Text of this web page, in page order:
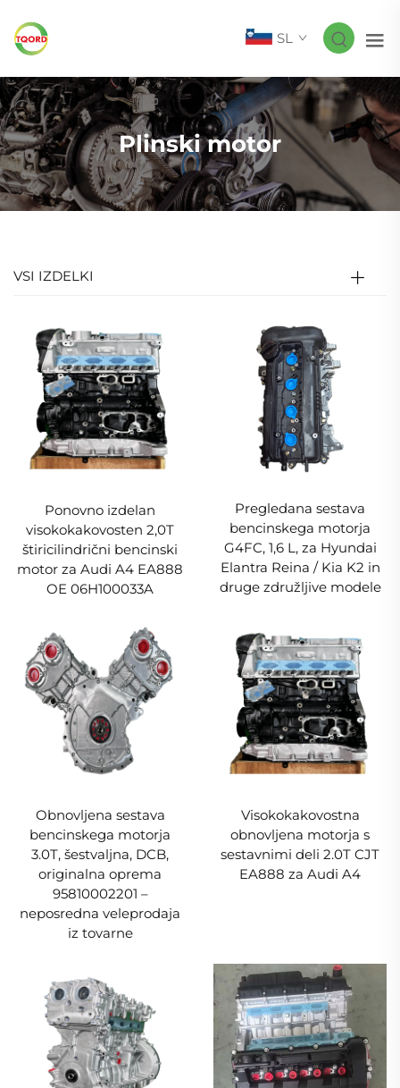
SL
Plinski motor
VSI IZDELKI
Ponovno izdelan
visokokakovosten 2,0T
štiricilindrični bencinski
motor za Audi A4 EA888
OE 06H100033A
Pregledana sestava
bencinskega motorja
G4FC, 1,6 L, za Hyundai
Elantra Reina / Kia K2 in
druge združljive modele
Obnovljena sestava
bencinskega motorja
3.0T, šestvaljna, DCB,
originalna oprema
95810002201 –
neposredna veleprodaja
iz tovarne
Visokokakovostna
obnovljena motorja s
sestavnimi deli 2.0T CJT
EA888 za Audi A4